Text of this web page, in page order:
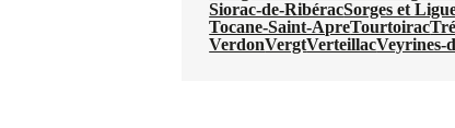
Siorac-de-RibéracSorges et
Tocane-Saint-ApreTourtoirac
VerdonVergtVerteillacVeyrines-